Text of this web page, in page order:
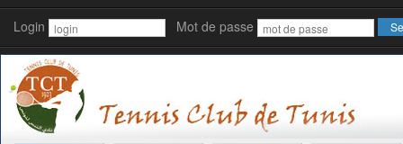
Login Mot de passe